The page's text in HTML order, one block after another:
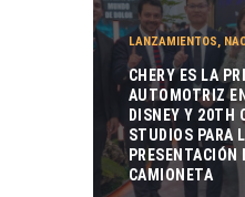
LANZAMIENTOS,
CHERY ES LA
AUTOMOTRIZ
DISNEY Y 20TH
STUDIOS PARA
PRESENTACIÓN
CAMIONETA